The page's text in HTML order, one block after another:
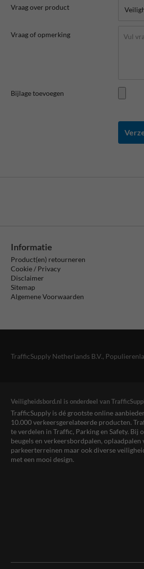
Vraag over product
Vraag of opmerking
Bijlage toevoegen
Informatie
Product(en) retourneren
Cookie / Privacy
Disclaimer
Sitemap
Algemene Voorwaarden
TrafficSupply Netherlands B.V.,
Veiligheidsbord.nl is onderdeel van
TrafficSupply is dé grootste online
10.000 verkeersgerelateerde producten.
te verdelen in Traffic, Parking en Safety. Bij
beugels en verkeersbordpalen,
parkeerterreinen maar ook diverse
met een mooi design.